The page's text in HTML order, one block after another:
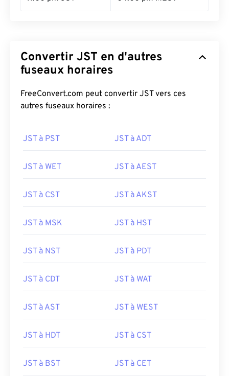
Convertir JST en d'autres
fuseaux horaires
FreeConvert.com peut convertir JST vers ces
autres fuseaux horaires :
JST à PST JST à ADT
JST à WET JST à AEST
JST à CST JST à AKST
JST à MSK JST à HST
JST à NST JST à PDT
JST à CDT JST à WAT
JST à AST JST à WEST
JST à HDT JST à CST
JST à BST JST à CET